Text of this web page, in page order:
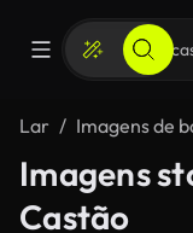
Lar Imagens de
Imagens
Castão